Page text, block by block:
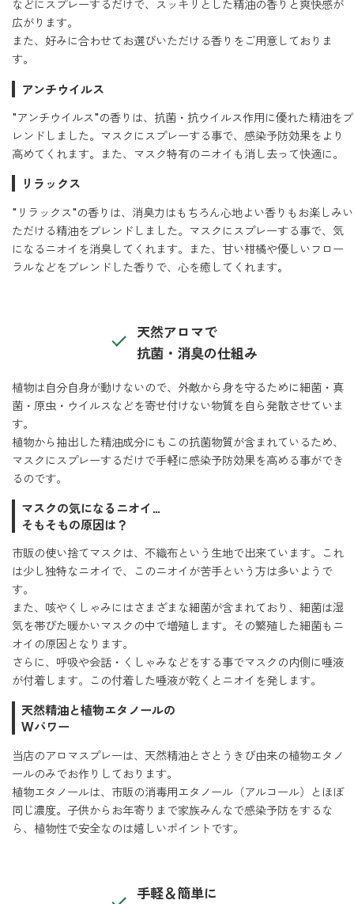
オレンジ
グレープフルーツ
ベルガモット
レモンティー
マスク用
花粉対策
forキッチン
掃除用
forクリーン
などにスプレーするだけで、スッキリとした精油の香りと爽快感が
広がります。
また、好みに合わせてお選びいただける香りをご用意しておりま
す。
アンチウイルス
"アンチウイルス"の香りは、抗菌・抗ウイルス作用に優れた精油をブ
レンドしました。マスクにスプレーする事で、感染予防効果をより
高めてくれます。また、マスク特有のニオイも消し去って快適に。
リラックス
"リラックス"の香りは、消臭力はもちろん心地よい香りもお楽しみい
ただける精油をブレンドしました。マスクにスプレーする事で、気
になるニオイを消臭してくれます。また、甘い柑橘や優しいフロー
ラルなどをブレンドした香りで、心を癒してくれます。
天然アロマで
抗菌・消臭の仕組み
植物は自分自身が動けないので、外敵から身を守るために細菌・真
菌・原虫・ウイルスなどを寄せ付けない物質を自ら発散させていま
す。
植物から抽出した精油成分にもこの抗菌物質が含まれているため、
マスクにスプレーするだけで手軽に感染予防効果を高める事ができ
るのです。
マスクの気になるニオイ…
そもそもの原因は？
市販の使い捨てマスクは、不織布という生地で出来ています。これ
は少し独特なニオイで、このニオイが苦手という方は多いようで
す。
また、咳やくしゃみにはさまざまな細菌が含まれており、細菌は湿
気を帯びた暖かいマスクの中で増殖します。その繁殖した細菌もニ
オイの原因となります。
さらに、呼吸や会話・くしゃみなどをする事でマスクの内側に唾液
が付着します。この付着した唾液が乾くとニオイを発します。
天然精油と植物エタノールの
Wパワー
当店のアロマスプレーは、天然精油とさとうきび由来の植物エタノ
ールのみでお作りしております。
植物エタノールは、市販の消毒用エタノール（アルコール）とほぼ
同じ濃度。子供からお年寄りまで家族みんなで感染予防をするな
ら、植物性で安全なのは嬉しいポイントです。
手軽＆簡単に